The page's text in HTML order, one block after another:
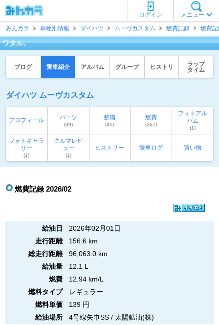
メニュー
ログイン
みんカラ
車種別情報 ダイハツ ムーヴカスタム 燃費記録 燃費
ワタル。
ブログ 愛車紹介 アルバム グループ ヒストリ
ラップ
タイム
ダイハツ ムーヴカスタム
プロフィール パーツ
(39)
整備
(41)
燃費
(267)
フォトアル
バム
(1)
フォトギャラ
リー
(1)
クルマレビ
ュー
(1)
ヒストリー 愛車ログ 買い物
燃費記録 2026/02
給油日
2026年02月01日
走行距離
156.6 km
総走行距離
96,063.0 km
給油量
12.1 L
燃費
12.94 km/L
燃料タイプ
レギュラー
燃料単価
139 円
給油場所
4号線矢巾SS / 太陽鉱油(株)